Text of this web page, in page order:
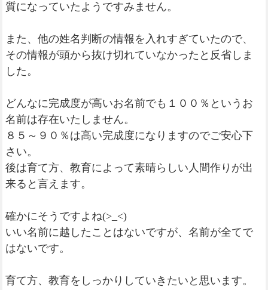
質になっていたようですみません。
また、他の姓名判断の情報を入れすぎていたので、
その情報が頭から抜け切れていなかったと反省しま
した。
どんなに完成度が高いお名前でも１００％というお
名前は存在いたしません。
８５～９０％は高い完成度になりますのでご安心下
さい。
後は育て方、教育によって素晴らしい人間作りが出
来ると言えます。
確かにそうですよね(>_<)
いい名前に越したことはないですが、名前が全てで
はないです。
育て方、教育をしっかりしていきたいと思います。